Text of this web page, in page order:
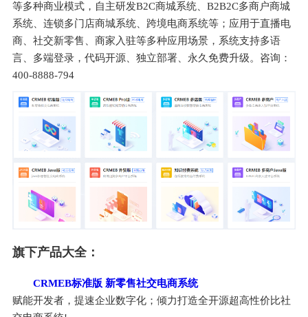
等多种商业模式，自主研发B2C商城系统、B2B2C多商户商城
系统、连锁多门店商城系统、跨境电商系统等；应用于直播电
商、社交新零售、商家入驻等多种应用场景，系统支持多语
言、多端登录，代码开源、独立部署、永久免费升级。咨询：
400-8888-794
旗下产品大全：
CRMEB标准版 新零售社交电商系统
赋能开发者，提速企业数字化；倾力打造全开源超高性价比社